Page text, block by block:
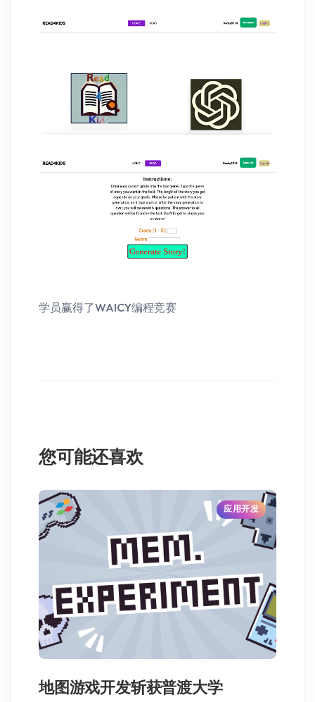
学员赢得了WAICY编程竞赛
您可能还喜欢
应用开发
地图游戏开发斩获普渡大学